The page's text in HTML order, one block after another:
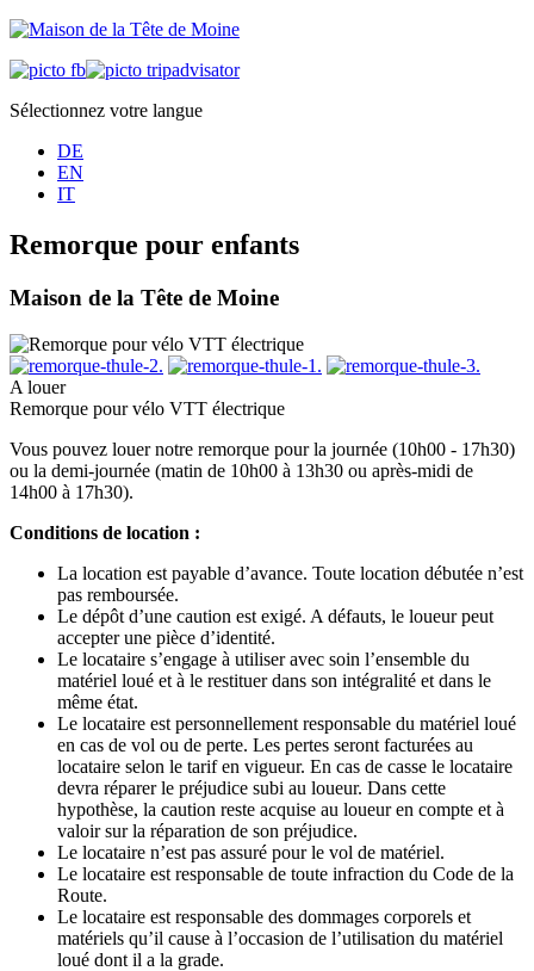
Sélectionnez votre langue
DE
EN
IT
Remorque pour enfants
Maison de la Tête de Moine
A louer
Remorque pour vélo VTT électrique
Vous pouvez louer notre remorque pour la journée (10h00 - 17h30)
ou la demi-journée (matin de 10h00 à 13h30 ou après-midi de
14h00 à 17h30).
Conditions de location :
La location est payable d’avance. Toute location débutée n’est
pas remboursée.
Le dépôt d’une caution est exigé. A défauts, le loueur peut
accepter une pièce d’identité.
Le locataire s’engage à utiliser avec soin l’ensemble du
matériel loué et à le restituer dans son intégralité et dans le
même état.
Le locataire est personnellement responsable du matériel loué
en cas de vol ou de perte. Les pertes seront facturées au
locataire selon le tarif en vigueur. En cas de casse le locataire
devra réparer le préjudice subi au loueur. Dans cette
hypothèse, la caution reste acquise au loueur en compte et à
valoir sur la réparation de son préjudice.
Le locataire n’est pas assuré pour le vol de matériel.
Le locataire est responsable de toute infraction du Code de la
Route.
Le locataire est responsable des dommages corporels et
matériels qu’il cause à l’occasion de l’utilisation du matériel
loué dont il a la grade.